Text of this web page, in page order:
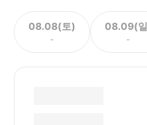
08.08(토)
-
08.09(
-